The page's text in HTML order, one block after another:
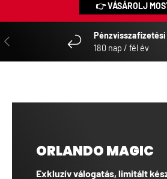
👉 VÁSÁROLJ
PREVIOUS
180 nap / fél év
ORLANDO MAGIC
Exkluzív válogatás, limitált